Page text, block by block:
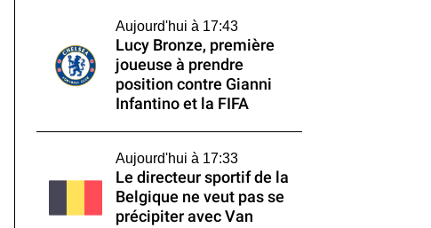
Aujourd'hui à 17:43
Lucy Bronze, première
joueuse à prendre
position contre Gianni
Infantino et la FIFA
Aujourd'hui à 17:33
Le directeur sportif de la
Belgique ne veut pas se
précipiter avec Van